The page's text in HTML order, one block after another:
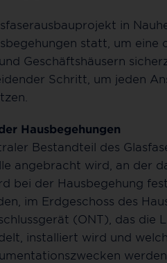
in
statt, um eine
Geschäftshäusern
Schritt, um jeden
Hausbegehungen
Bestandteil des
angebracht wird, an der
bei der Hausbegehung
im Erdgeschoss des
(ONT), das die
installiert wird und